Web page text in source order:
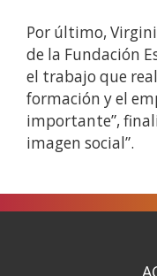
Por último,
de la Fundación
el trabajo que
formación y el
importante”,
imagen social”.